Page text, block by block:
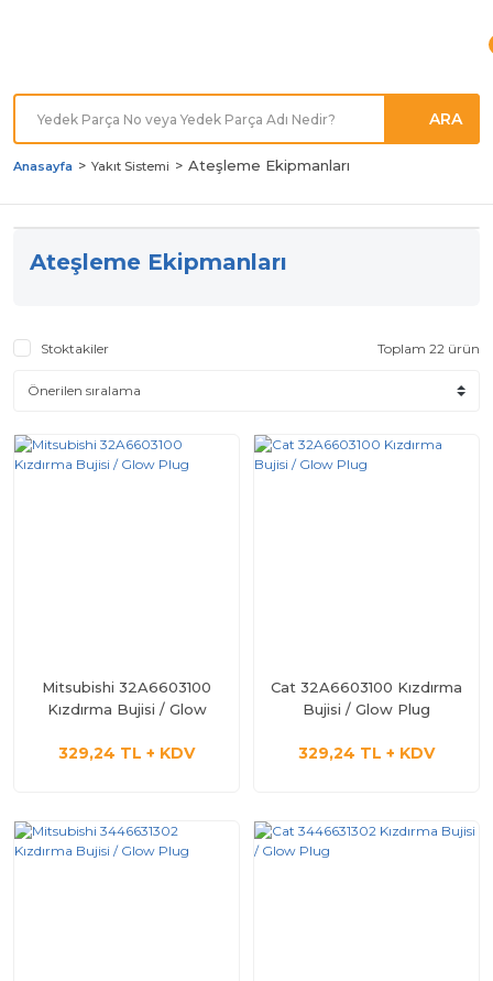
ARA
Anasayfa Yakıt Sistemi Ateşleme Ekipmanları
Ateşleme Ekipmanları
Stoktakiler Toplam 22 ürün
Mitsubishi 32A6603100
Kızdırma Bujisi / Glow
329,24 TL + KDV
Cat 32A6603100 Kızdırma
Bujisi / Glow Plug
329,24 TL + KDV